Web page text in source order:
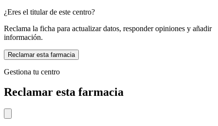
¿Eres el titular de este centro?
Reclama la ficha para actualizar datos, responder opiniones y añadir
información.
Reclamar esta farmacia
Gestiona tu centro
Reclamar esta farmacia